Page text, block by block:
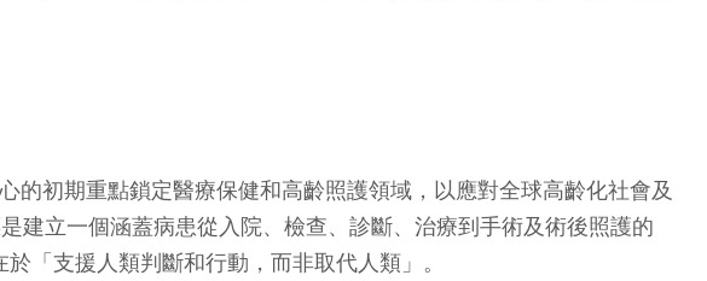
的初期重點鎖定醫療保健和高齡照護領域，以應對全球高齡化社會及
建立一個涵蓋病患從入院、檢查、診斷、治療到手術及術後照護的
「支援人類判斷和行動，而非取代人類」。